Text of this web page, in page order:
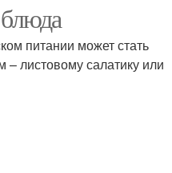
Салат с крабовыми
палочками
питании может стать
– листовому салатику или